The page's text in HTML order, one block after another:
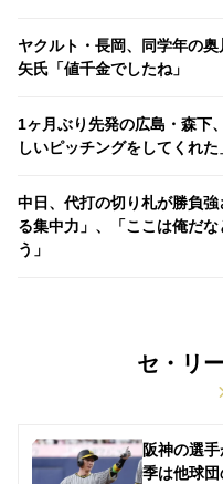
ヤクルト・長岡、同学年の
矢氏「値千金でしたね」
1ヶ月ぶり先発の広島・森下
しいピッチングをしてくれ
中日、代打の切り札が勝負
る集中力」、「ここは俺だ
う」
セ・リ
阪神の選
季は他球団